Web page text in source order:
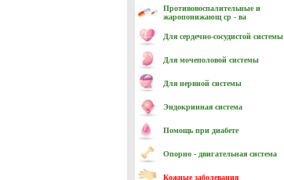
Противовоспалительные и
жаропонижающ ср - ва
Для сердечно-cосудистой системы
Для мочеполовой системы
Для нервной системы
Эндокринная система
Помощь при диабете
Опорно - двигательная система
Кожные заболевания